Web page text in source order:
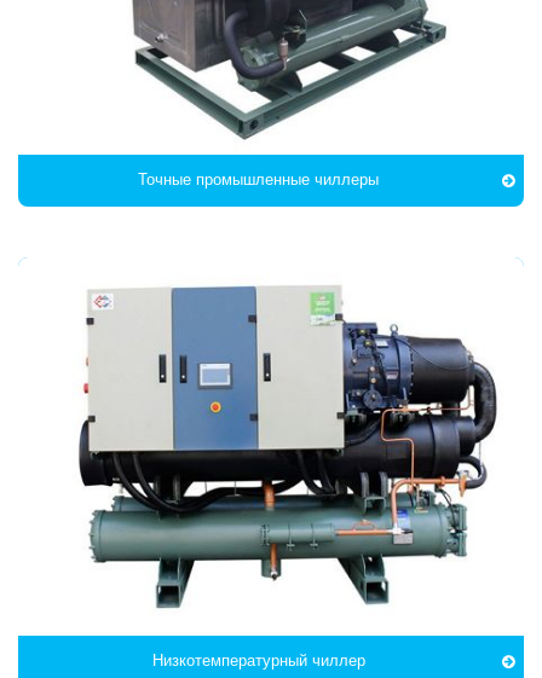
Точные промышленные чиллеры
Низкотемпературный чиллер